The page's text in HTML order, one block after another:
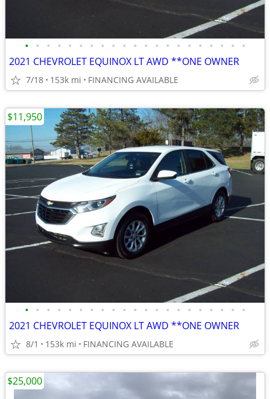
• • • • • • • • • • • • • • • • • • • • •
2021 CHEVROLET EQUINOX LT AWD **ONE OWNER
7/18 153k mi FINANCING AVAILABLE
• • • • • • • • • • • • • • • • • • • • •
2021 CHEVROLET EQUINOX LT AWD **ONE OWNER
8/1 153k mi FINANCING AVAILABLE
$11,950
$25,000